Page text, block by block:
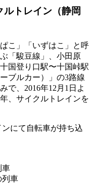
トレイン（静岡
こ」「いずはこ」と呼
「駿豆線」、小田原
国登り口駅〜十国峠駅
ブルカー）」の3路線
で、2016年12月1日よ
、サイクルトレインを
にて自転車が持ち込
車
列車